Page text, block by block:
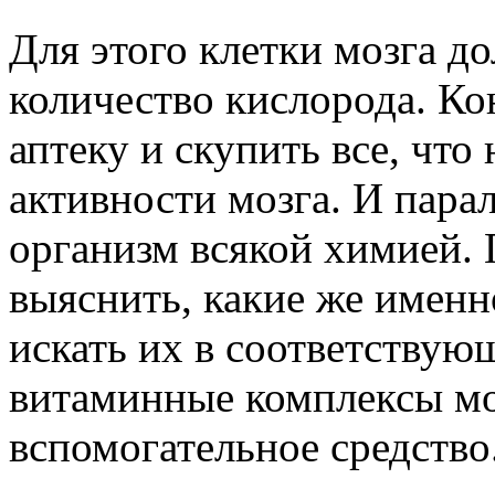
Для этого клетки мозга
количество кислорода.
аптеку и скупить все,
активности мозга. И
организм всякой
выяснить, какие же
искать их в
витаминные комплексы
вспомогательное